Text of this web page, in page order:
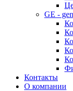
GE -
Контакты
О компании